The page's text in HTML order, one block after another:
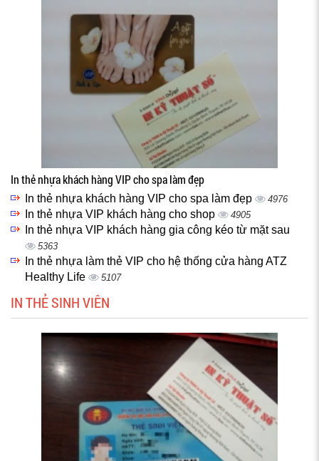
In thẻ nhựa khách hàng VIP cho spa làm đẹp
In thẻ nhựa khách hàng VIP cho spa làm đẹp 4976
In thẻ nhựa VIP khách hàng cho shop 4905
In thẻ nhựa VIP khách hàng gia công kéo từ mặt sau
5363
In thẻ nhựa làm thẻ VIP cho hệ thống cửa hàng ATZ
Healthy Life
5107
IN THẺ SINH VIÊN